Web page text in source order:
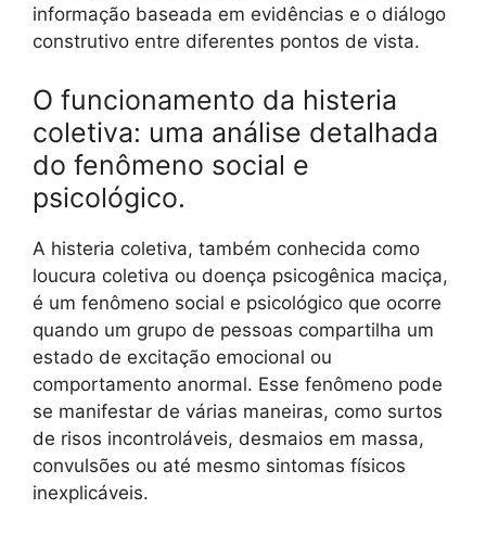
informação baseada em evidências e o diálogo
construtivo entre diferentes pontos de vista.
O funcionamento da histeria
coletiva: uma análise detalhada
do fenômeno social e
psicológico.
A histeria coletiva, também conhecida como
loucura coletiva ou doença psicogênica maciça,
é um fenômeno social e psicológico que ocorre
quando um grupo de pessoas compartilha um
estado de excitação emocional ou
comportamento anormal. Esse fenômeno pode
se manifestar de várias maneiras, como surtos
de risos incontroláveis, desmaios em massa,
convulsões ou até mesmo sintomas físicos
inexplicáveis.